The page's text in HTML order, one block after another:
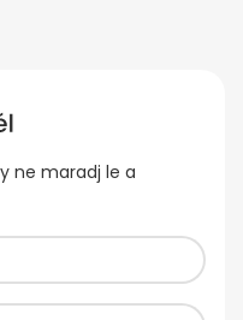
ne maradj le a